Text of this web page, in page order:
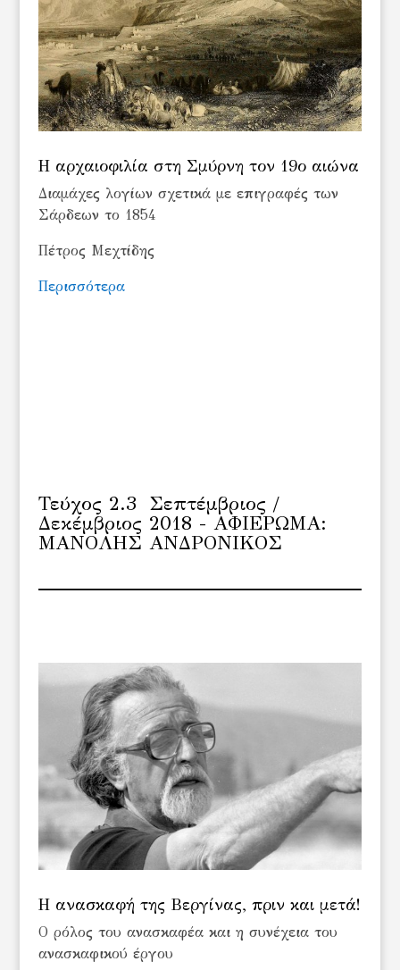
Η αρχαιοφιλία στη Σμύρνη τον 19ο αιώνα
Διαμάχες λογίων σχετικά με επιγραφές των
Σάρδεων το 1854
Πέτρος Μεχτίδης
Περισσότερα
Τεύχος 2.3 Σεπτέμβριος /
Δεκέμβριος 2018 - ΑΦΙΕΡΩΜΑ:
ΜΑΝΟΛΗΣ ΑΝΔΡΟΝΙΚΟΣ
Η ανασκαφή της Βεργίνας, πριν και μετά!
O ρόλος του ανασκαφέα και η συνέχεια του
ανασκαφικού έργου